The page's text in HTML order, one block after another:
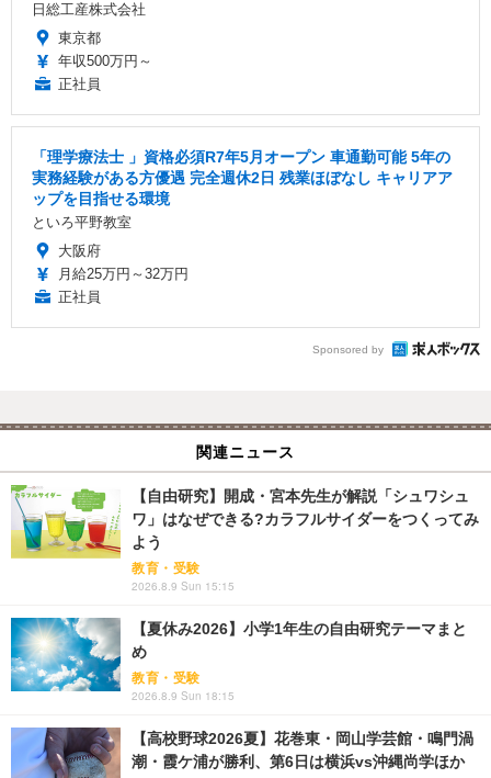
日総工産株式会社
東京都
年収500万円～
正社員
「理学療法士 」資格必須R7年5月オープン 車通勤可能 5年の
実務経験がある方優遇 完全週休2日 残業ほぼなし キャリアア
ップを目指せる環境
といろ平野教室
大阪府
月給25万円～32万円
正社員
Sponsored by
関連ニュース
【自由研究】開成・宮本先生が解説「シュワシュ
ワ」はなぜできる?カラフルサイダーをつくってみ
よう
教育・受験
2026.8.9 Sun 15:15
【夏休み2026】小学1年生の自由研究テーマまと
め
教育・受験
2026.8.9 Sun 18:15
【高校野球2026夏】花巻東・岡山学芸館・鳴門渦
潮・霞ケ浦が勝利、第6日は横浜vs沖縄尚学ほか